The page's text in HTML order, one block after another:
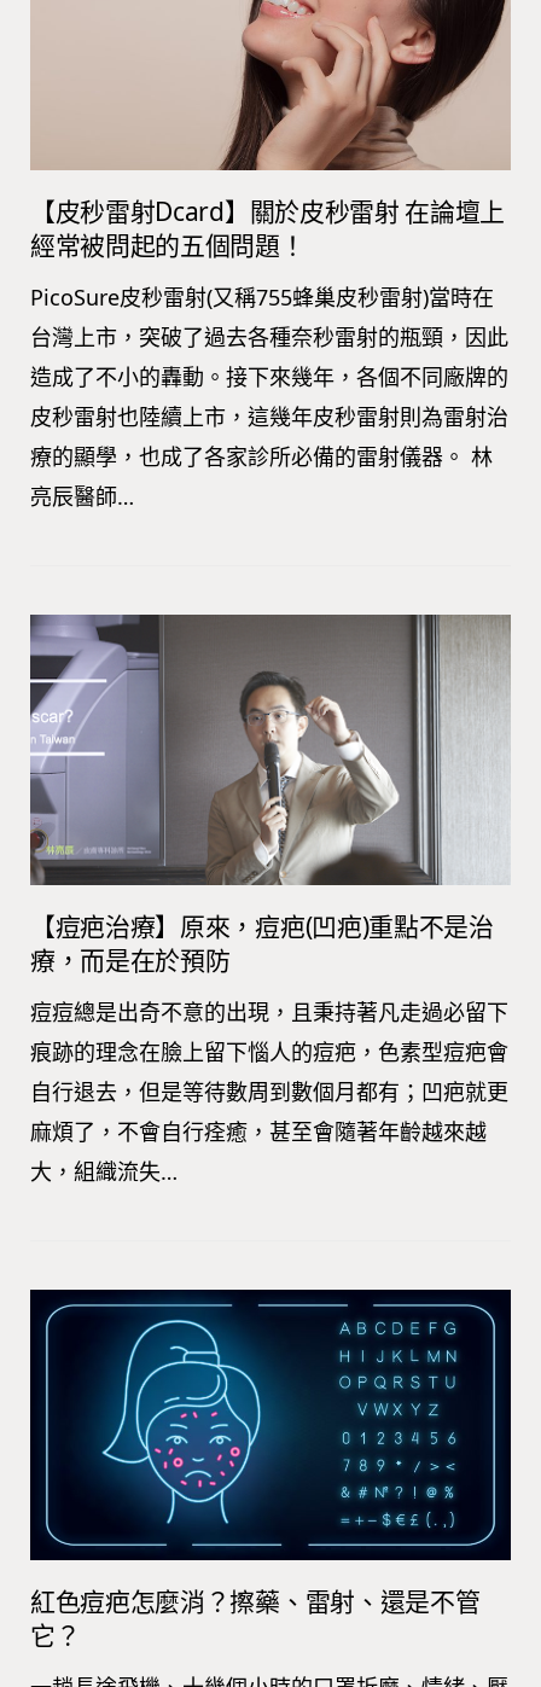
【皮秒雷射Dcard】關於皮秒雷射 在論壇上
經常被問起的五個問題！
PicoSure皮秒雷射(又稱755蜂巢皮秒雷射)當時在
台灣上市，突破了過去各種奈秒雷射的瓶頸，因此
造成了不小的轟動。接下來幾年，各個不同廠牌的
皮秒雷射也陸續上市，這幾年皮秒雷射則為雷射治
療的顯學，也成了各家診所必備的雷射儀器。 林
亮辰醫師…
【痘疤治療】原來，痘疤(凹疤)重點不是治
療，而是在於預防
痘痘總是出奇不意的出現，且秉持著凡走過必留下
痕跡的理念在臉上留下惱人的痘疤，色素型痘疤會
自行退去，但是等待數周到數個月都有；凹疤就更
麻煩了，不會自行痊癒，甚至會隨著年齡越來越
大，組織流失…
紅色痘疤怎麼消？擦藥、雷射、還是不管
它？